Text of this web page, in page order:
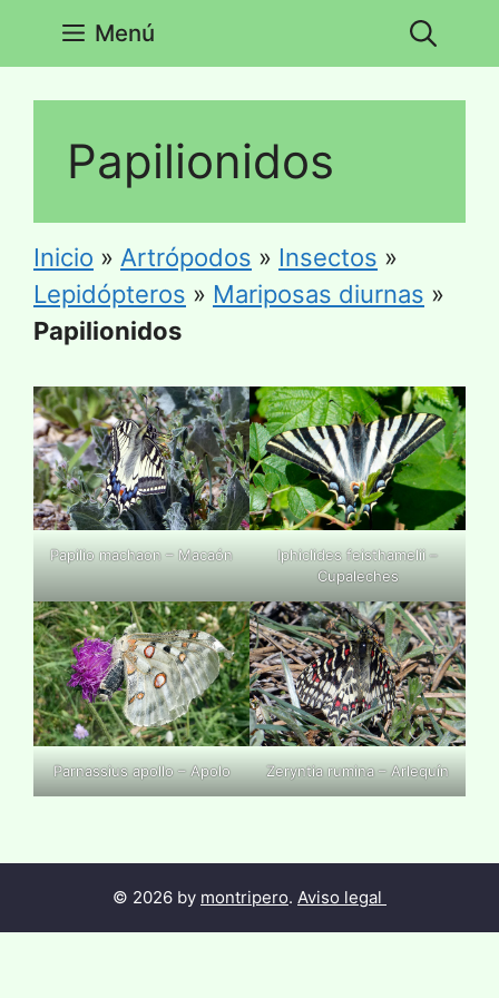
contenido
Menú
Papilionidos
Inicio » Artrópodos » Insectos »
Lepidópteros » Mariposas diurnas »
Papilionidos
Papilio machaon – Macaón
Iphiclides feisthamelii –
Cupaleches
Parnassius apollo – Apolo Zeryntia rumina – Arlequín
© 2026 by montripero. Aviso legal